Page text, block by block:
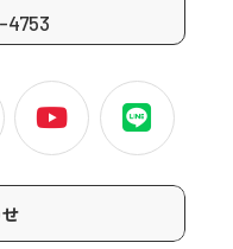
4753